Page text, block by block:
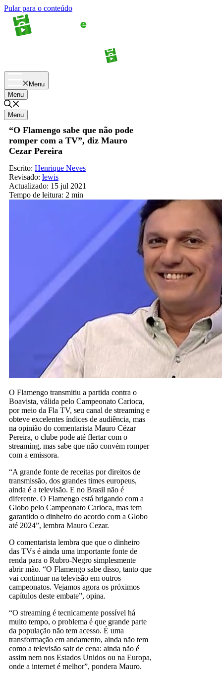
Pular para o conteúdo
Menu
Menu
Menu
“O Flamengo sabe que não pode
romper com a TV”, diz Mauro
Cezar Pereira
Escrito: Henrique Neves
Revisado: lewis
Actualizado: 15 jul 2021
Tempo de leitura: 2 min
O Flamengo transmitiu a partida contra o
Boavista, válida pelo Campeonato Carioca,
por meio da Fla TV, seu canal de streaming e
obteve excelentes índices de audiência, mas
na opinião do comentarista Mauro Cézar
Pereira, o clube pode até flertar com o
streaming, mas sabe que não convém romper
com a emissora.
“A grande fonte de receitas por direitos de
transmissão, dos grandes times europeus,
ainda é a televisão. E no Brasil não é
diferente. O Flamengo está brigando com a
Globo pelo Campeonato Carioca, mas tem
garantido o dinheiro do acordo com a Globo
até 2024”, lembra Mauro Cezar.
O comentarista lembra que que o dinheiro
das TVs é ainda uma importante fonte de
renda para o Rubro-Negro simplesmente
abrir mão. “O Flamengo sabe disso, tanto que
vai continuar na televisão em outros
campeonatos. Vejamos agora os próximos
capítulos deste embate”, opina.
“O streaming é tecnicamente possível há
muito tempo, o problema é que grande parte
da população não tem acesso. É uma
transformação em andamento, ainda não tem
como a televisão sair de cena: ainda não é
assim nem nos Estados Unidos ou na Europa,
onde a internet é melhor”, pondera Mauro.